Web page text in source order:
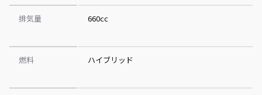
排気量 660cc
燃料 ハイブリッド